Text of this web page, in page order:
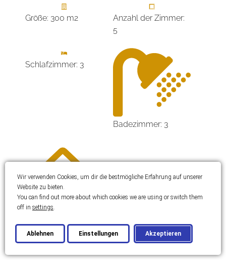
Größe: 300 m2
Anzahl der Zimmer:
5
Schlafzimmer: 3
Badezimmer: 3
Grundstücksgröße:
960 m2
Wir verwenden Cookies, um dir die bestmögliche Erfahrung auf unserer
Website zu bieten.
You can find out more about which cookies we are using or switch them
off in settings.
Akzeptieren
Ablehnen Einstellungen